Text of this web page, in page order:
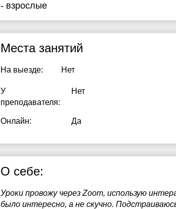
- взрослые
Места занятий
На выезде: Нет
У
преподавателя:
Нет
Онлайн: Да
О себе:
Уроки провожу через Zoom, использую
было интересно, а не скучно.